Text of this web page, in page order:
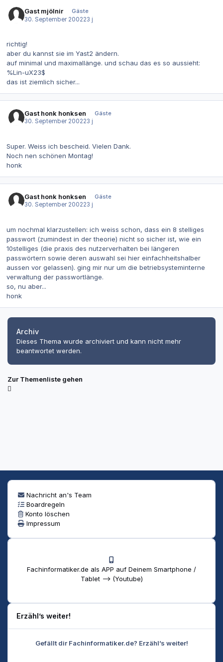
Gast mjölnir
Gäste
30. September 200223 j
richtig!
aber du kannst sie im Yast2 ändern.
auf minimal und maximallänge. und schau das es so aussieht:
%Lin-uX23$
das ist ziemlich sicher...
Gast honk honksen
Gäste
30. September 200223 j
Super. Weiss ich bescheid. Vielen Dank.
Noch nen schönen Montag!
honk
Gast honk honksen
Gäste
30. September 200223 j
um nochmal klarzustellen: ich weiss schon, dass ein 8 stelliges
passwort (zumindest in der theorie) nicht so sicher ist, wie ein
10stelliges (die praxis des nutzerverhalten bei längeren
passwörtern sowie deren auswahl sei hier einfachheitshalber
aussen vor gelassen). ging mir nur um die betriebsysteminterne
verwaltung der passwortlänge.
so, nu aber...
honk
Archiv
Dieses Thema wurde archiviert und kann nicht mehr
beantwortet werden.
Zur Themenliste gehen
Nachricht an's Team
Boardregeln
Konto löschen
Impressum
Fachinformatiker.de als APP auf Deinem Smartphone /
Tablet --> (Youtube)
Erzähl’s weiter!
Gefällt dir Fachinformatiker.de? Erzähl’s weiter!